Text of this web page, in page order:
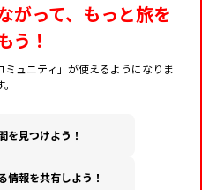
がって、もっと旅を
う！
ュニティ」が使えるようになりま
を見つけよう！
情報を共有しよう！